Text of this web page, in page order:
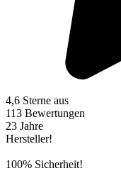
4,6 Sterne aus
113 Bewertungen
23 Jahre
Hersteller!
100% Sicherheit!